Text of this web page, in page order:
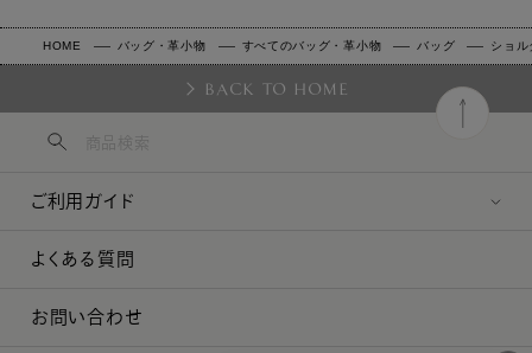
HOME バッグ・革小物 すべてのバッグ・革小物 バッグ ショル
BACK TO HOME
ご利用ガイド
よくある質問
お問い合わせ